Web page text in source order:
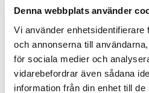
Denna webbplats använder
Vi använder enhetsidentifierare
och annonserna till
för sociala medier och
vidarebefordrar även sådana
information från din enhet till
Upptäck
Till barnet/Till nyfödd
Mjukisdjur
Doppresenter
Katter Gosedjur